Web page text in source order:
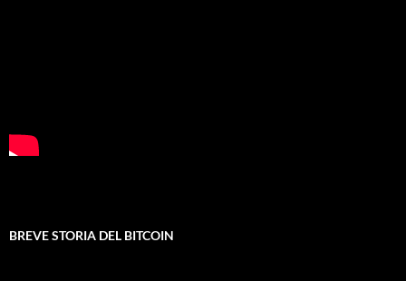
BREVE STORIA DEL BITCOIN